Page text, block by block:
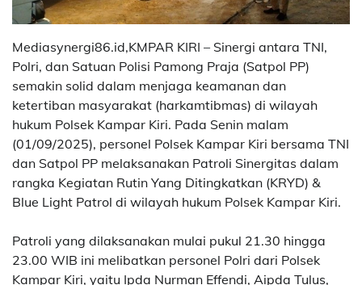
Mediasynergi86.id,KMPAR KIRI – Sinergi antara TNI,
Polri, dan Satuan Polisi Pamong Praja (Satpol PP)
semakin solid dalam menjaga keamanan dan
ketertiban masyarakat (harkamtibmas) di wilayah
hukum Polsek Kampar Kiri. Pada Senin malam
(01/09/2025), personel Polsek Kampar Kiri bersama TNI
dan Satpol PP melaksanakan Patroli Sinergitas dalam
rangka Kegiatan Rutin Yang Ditingkatkan (KRYD) &
Blue Light Patrol di wilayah hukum Polsek Kampar Kiri.
Patroli yang dilaksanakan mulai pukul 21.30 hingga
23.00 WIB ini melibatkan personel Polri dari Polsek
Kampar Kiri, yaitu Ipda Nurman Effendi, Aipda Tulus,